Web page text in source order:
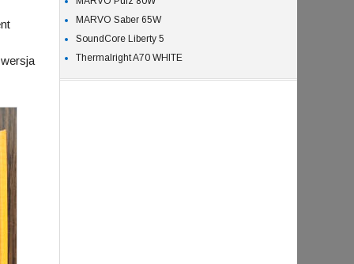
MARVO Saber 65W
SoundCore Liberty 5
Thermalright A70 WHITE